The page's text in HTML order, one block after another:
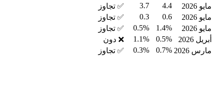
مايو 2026
4.4
3.7
✅ تجاوز
مايو 2026
0.6
0.3
✅ تجاوز
مايو 2026
1.4%
0.5%
✅ تجاوز
أبريل 2026
0.5%
1.1%
❌ دون
مارس 2026
0.7%
0.3% ✅ تجاوز